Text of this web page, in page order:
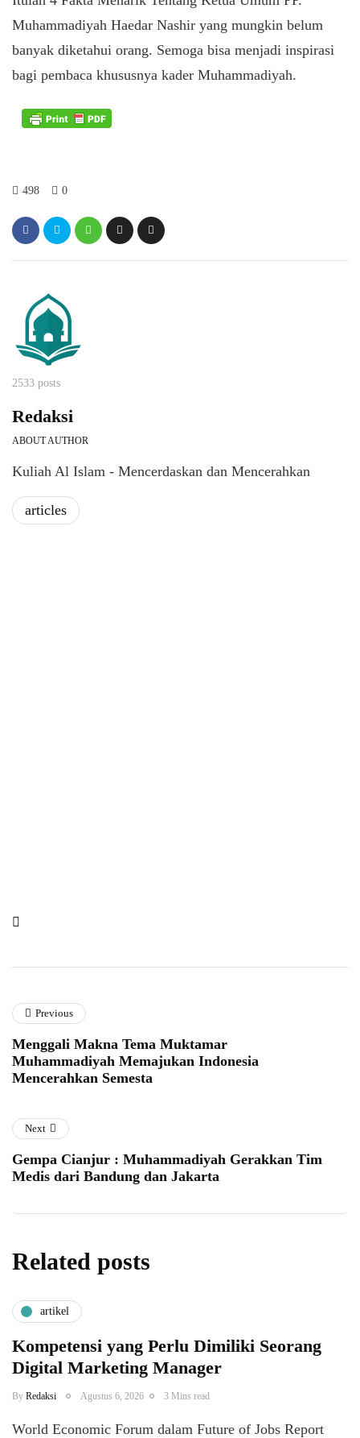
Muhammadiyah Haedar Nashir yang mungkin belum
banyak diketahui orang. Semoga bisa menjadi inspirasi
bagi pembaca khususnya kader Muhammadiyah.
498 0
2533 posts
Redaksi
ABOUT AUTHOR
Kuliah Al Islam - Mencerdaskan dan Mencerahkan
articles
Previous
Menggali Makna Tema Muktamar
Muhammadiyah Memajukan Indonesia
Mencerahkan Semesta
Next
Gempa Cianjur : Muhammadiyah Gerakkan Tim
Medis dari Bandung dan Jakarta
Related posts
artikel
Kompetensi yang Perlu Dimiliki Seorang
Digital Marketing Manager
By Redaksi Agustus 6, 2026 3 Mins read
World Economic Forum dalam Future of Jobs Report